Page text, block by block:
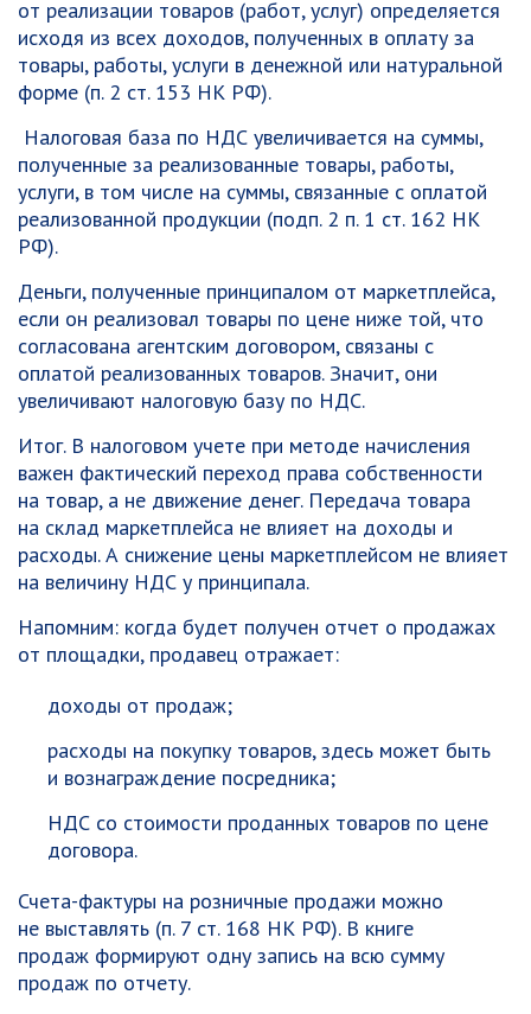
от реализации товаров (работ, услуг) определяется
исходя из всех доходов, полученных в оплату за
товары, работы, услуги в денежной или натуральной
форме (п. 2 ст. 153 НК РФ).
Налоговая база по НДС увеличивается на суммы,
полученные за реализованные товары, работы,
услуги, в том числе на суммы, связанные с оплатой
реализованной продукции (подп. 2 п. 1 ст. 162 НК
РФ).
Деньги, полученные принципалом от маркетплейса,
если он реализовал товары по цене ниже той, что
согласована агентским договором, связаны с
оплатой реализованных товаров. Значит, они
увеличивают налоговую базу по НДС.
Итог. В налоговом учете при методе начисления
важен фактический переход права собственности
на товар, а не движение денег. Передача товара
на склад маркетплейса не влияет на доходы и
расходы. А снижение цены маркетплейсом не влияет
на величину НДС у принципала.
Напомним: когда будет получен отчет о продажах
от площадки, продавец отражает:
доходы от продаж;
расходы на покупку товаров, здесь может быть
и вознаграждение посредника;
НДС со стоимости проданных товаров по цене
договора.
Счета-фактуры на розничные продажи можно
не выставлять (п. 7 ст. 168 НК РФ). В книге
продаж формируют одну запись на всю сумму
продаж по отчету.